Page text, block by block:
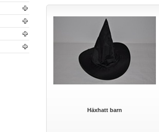
Häxhatt barn